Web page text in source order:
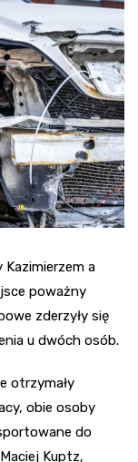
a
poważny
zderzyły się
u dwóch osób.
otrzymały
obie osoby
do
Kuptz,